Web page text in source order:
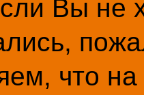
Вы не
что на